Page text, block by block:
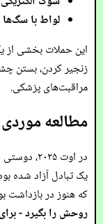
لواط با سگ‌ها
این حملات بخشی از
زنجیر کردن، بستن
مراقبت‌های پزشکی.
مطالعه
در اوت
یک تبادل آزاد شده
که هنوز در بازداشت
روحش را بگیرد -